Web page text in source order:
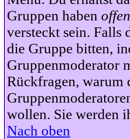
Gruppen haben
versteckt sein. Falls
die Gruppe bitten,
Gruppenmoderator
Rückfragen, warum
wollen. Sie werden
Nach oben